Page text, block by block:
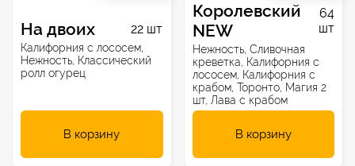
На двоих 22 шт
Калифорния с лососем,
Нежность, Классический
ролл огурец
В корзину
Королевский
NEW
64
шт
Нежность, Сливочная
креветка, Калифорния с
лососем, Калифорния с
крабом, Торонто, Магия 2
шт, Лава с крабом
В корзину